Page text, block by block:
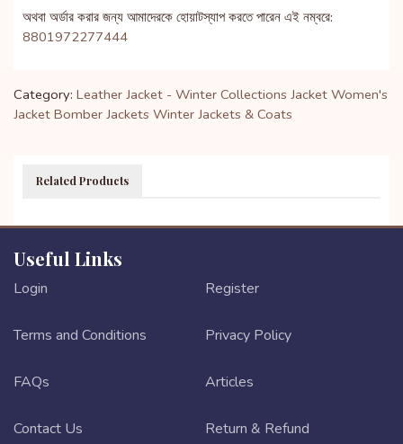
অথবা অর্ডার করার জন্য আমাদেরকে হোয়াটস্যাপ করতে পারেন এই নম্বরে:
8801972277444
Category: Leather Jacket - Winter Collections Jacket Women's
Jacket Bomber Jackets Winter Jackets & Coats
Related Products
Useful Links
Login Register
Terms and Conditions Privacy Policy
FAQs Articles
Contact Us Return & Refund